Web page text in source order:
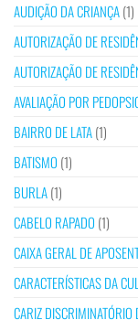
AUDIÇÃO DA CRIANÇA(1)
AUTORIZAÇÃO DE
AUTORIZAÇÃO DE
AVALIAÇÃO POR
BAIRRO DE LATA(1)
BATISMO (1)
BURLA(1)
CABELO RAPADO (1)
CAIXA GERAL DE
CARACTERÍSTICAS DA
CARIZ DISCRIMINATÓRIO